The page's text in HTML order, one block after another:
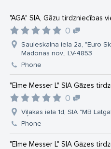
"AGA" SIA, Gāzu tirdzniecības
0
Sauleskalna iela 2a, "Euro
Madonas nov., LV-4853
Phone
"Elme Messer L" SIA Gāzes
0
Viļakas iela 1d, SIA "MB
Phone
"Elme Messer L" SIA Gāzes